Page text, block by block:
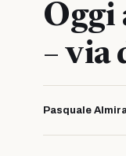
Oggi
– via
Pasquale